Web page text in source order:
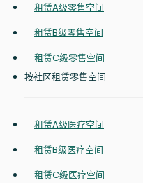
租赁A级零售空间
租赁B级零售空间
租赁C级零售空间
按社区租赁零售空间
租赁A级医疗空间
租赁B级医疗空间
租赁C级医疗空间